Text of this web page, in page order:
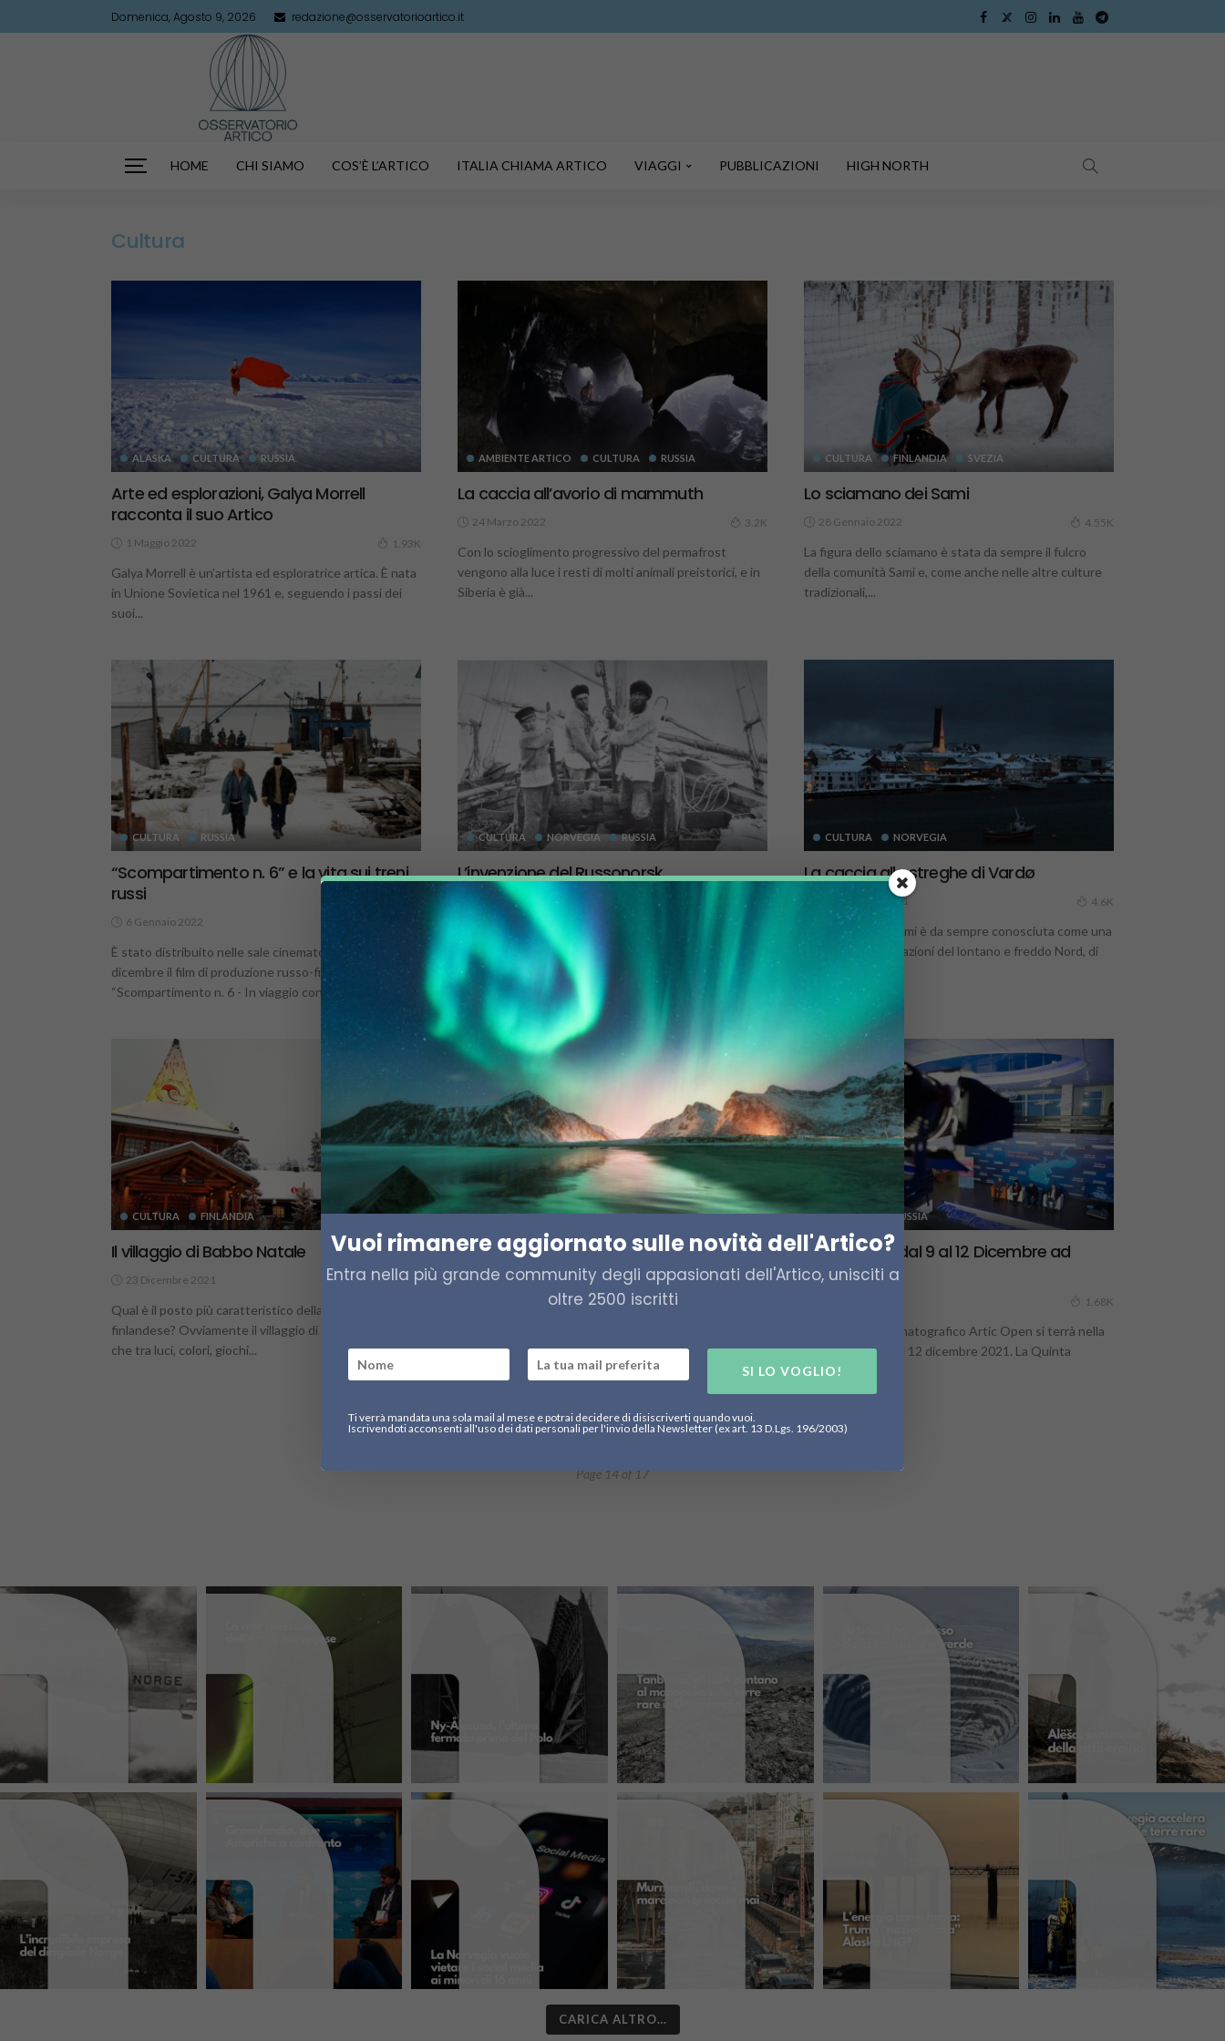
Domenica, Agosto 9, 2026 redazione@osservatorioartico.it
HOME CHI SIAMO COS’È L’ARTICO ITALIA CHIAMA ARTICO VIAGGI PUBBLICAZIONI HIGH NORTH
Cultura
ALASKA CULTURA RUSSIA
Arte ed esplorazioni, Galya Morrell
racconta il suo Artico
1 Maggio 2022 1.93K
Galya Morrell è un’artista ed esploratrice artica. È nata
in Unione Sovietica nel 1961 e, seguendo i passi dei
suoi...
AMBIENTE ARTICO CULTURA RUSSIA
La caccia all’avorio di mammuth
24 Marzo 2022 3.2K
Con lo scioglimento progressivo del permafrost
vengono alla luce i resti di molti animali preistorici, e in
Siberia è già...
CULTURA FINLANDIA SVEZIA
Lo sciamano dei Sami
28 Gennaio 2022 4.55K
La figura dello sciamano è stata da sempre il fulcro
della comunità Sami e, come anche nelle altre culture
tradizionali,...
CULTURA RUSSIA
“Scompartimento n. 6” e la vita sui treni
russi
6 Gennaio 2022
È stato distribuito nelle sale cinematografiche questo
dicembre il film di produzione russo-finlandese
“Scompartimento n. 6 - In viaggio con...
CULTURA NORVEGIA RUSSIA
L’invenzione del Russonorsk
27 Dicembre 2021
La nascita di una nuova lingua e la salvezza dalla
carestia. La storia delle relazioni tra Norvegia e Russia
passa...
CULTURA NORVEGIA
La caccia alle streghe di Vardø
27 Dicembre 2021 4.6K
La popolazione Sami è da sempre conosciuta come una
tra le tante popolazioni del lontano e freddo Nord, di
CULTURA FINLANDIA
Il villaggio di Babbo Natale
23 Dicembre 2021 4.47K
Qual è il posto più caratteristico della Lapponia
finlandese? Ovviamente il villaggio di Babbo Natale,
che tra luci, colori, giochi...
CULTURA RUSSIA
Snegurochka, l’aiutante di Babbo Natale
secondo la leggenda russa
22 Dicembre 2021 5.59K
In occasione del Natale, facciamo un giro del mondo
artico sulle tradizioni locali. Andiamo qui alla scoperta
di Snegurochka, l’aiutante...
CULTURA RUSSIA
Arctic Open dal 9 al 12 Dicembre ad
Arkhangelsk
1.68K
Il 5° festival cinematografico Artic Open si terrà nella
città russa dal 9 al 12 dicembre 2021. La Quinta
Edizione...
Page 14 of 17
CARICA ALTRO…
Vuoi rimanere aggiornato sulle novità dell'Artico?
Entra nella più grande community degli appasionati dell'Artico, unisciti a
oltre 2500 iscritti
SI LO VOGLIO!
Ti verrà mandata una sola mail al mese e potrai decidere di disiscriverti quando vuoi.
Iscrivendoti acconsenti all'uso dei dati personali per l'invio della Newsletter (ex art. 13 D.Lgs. 196/2003)